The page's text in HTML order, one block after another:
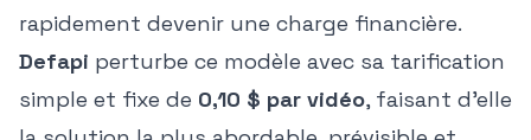
rapidement devenir une charge financière.
Defapi perturbe ce modèle avec sa tarification
simple et fixe de 0,10 $ par vidéo, faisant d'elle